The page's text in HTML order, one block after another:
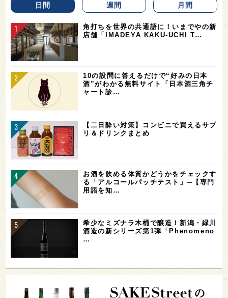
日間 週間 月間
角打ちを世界の共通語に！いまでやの新
店舗「IMADEYA KAKU-UCHI T…
10の設問に答えるだけで“好みの日本
酒”がわかる無料サイト「日本酒三角チ
ャート診…
【二日酔い対策】コンビニで買えるサプ
リ＆ドリンクまとめ
お酒を飲める体質かどうかをチェックす
る「アルコールパッチテスト」─【専門
用語を知…
希少なミズナラ木桶で醸造！新潟・緑川
酒造の新シリーズ第1弾「Phenomeno
…